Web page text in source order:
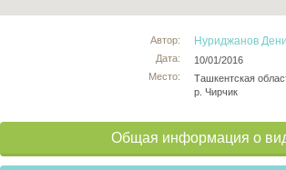
Автор:
Дата:
Место:
Нуриджанов
10/01/2016
Ташкентская
р. Чирчик
Общая информация о